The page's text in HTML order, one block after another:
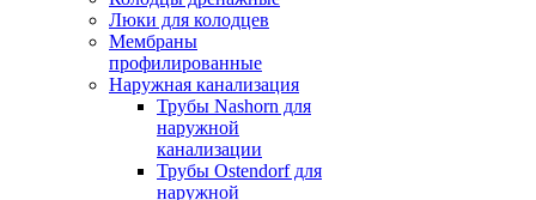
Люки для колодцев
Мембраны
профилированные
Наружная канализация
Трубы Nashorn для
наружной
канализации
Трубы Ostendorf для
наружной